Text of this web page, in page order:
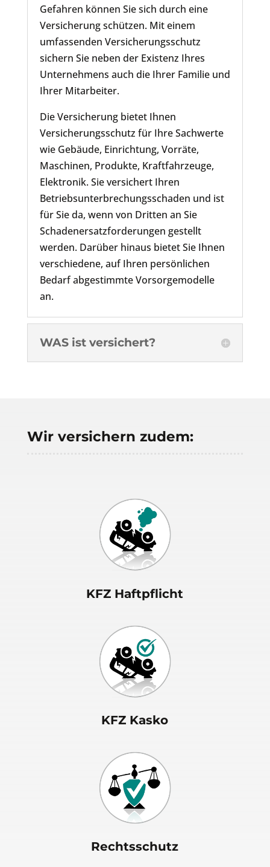
Gefahren können Sie sich durch eine
Versicherung schützen. Mit einem
umfassenden Versicherungsschutz
sichern Sie neben der Existenz Ihres
Unternehmens auch die Ihrer Familie und
Ihrer Mitarbeiter.
Die Versicherung bietet Ihnen
Versicherungsschutz für Ihre Sachwerte
wie Gebäude, Einrichtung, Vorräte,
Maschinen, Produkte, Kraftfahrzeuge,
Elektronik. Sie versichert Ihren
Betriebsunterbrechungsschaden und ist
für Sie da, wenn von Dritten an Sie
Schadenersatzforderungen gestellt
werden. Darüber hinaus bietet Sie Ihnen
verschiedene, auf Ihren persönlichen
Bedarf abgestimmte Vorsorgemodelle
an.
WAS ist versichert?
Wir versichern zudem:
KFZ Haftpflicht
KFZ Kasko
Rechtsschutz